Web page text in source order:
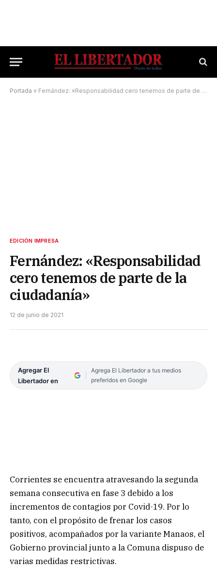
Portada » Fernández: «Responsabilidad cero tenemos de parte de la ciudadanía»
EDICIÓN IMPRESA
Fernández: «Responsabilidad
cero tenemos de parte de la
ciudadanía»
12 de junio de 2021
Agregar El
Libertador en
Agrega El Libertador a tus medios
preferidos en Google
Corrientes se encuentra atravesando la segunda
semana consecutiva en fase 3 debido a los
incrementos de contagios por Covid-19. Por lo
tanto, con el propósito de frenar los casos
positivos, acompañados por la variante Manaos, el
Gobierno provincial junto a la Comuna dispuso de
varias medidas restrictivas.